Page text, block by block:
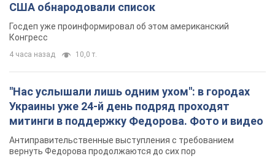
США обнародовали список
Госдеп уже проинформировал об этом американский
Конгресс
4 часа назад 10,0 т.
"Нас услышали лишь одним ухом": в городах
Украины уже 24-й день подряд проходят
митинги в поддержку Федорова. Фото и видео
Антиправительственные выступления с требованием
вернуть Федорова продолжаются до сих пор